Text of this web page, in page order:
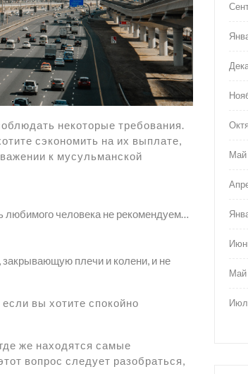
некоторые требования.
сэкономить на их выплате,
к мусульманской
любимого человека не рекомендуем…
плечи и колени, и не
вы хотите спокойно
же находятся самые
вопрос следует разобраться,
Май